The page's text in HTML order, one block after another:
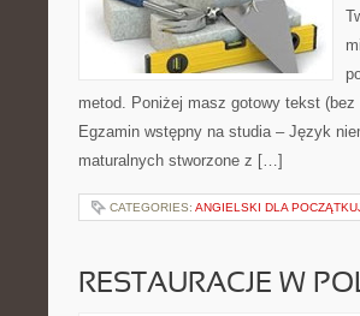
metod. Poniżej masz gotowy tekst
Egzamin wstępny na studia – Język
maturalnych stworzone z […]
CATEGORIES: ANGIELSKI DLA
RESTAURACJE W